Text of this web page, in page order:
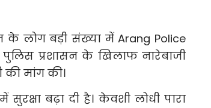
लोग बड़ी संख्या में Arang Police
प्रशासन के खिलाफ नारेबाजी
की मांग की।
बढ़ा दी है। केवशी लोधी पारा